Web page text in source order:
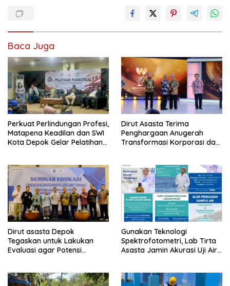
Baca Juga
Perkuat Perlindungan Profesi,
Matapena Keadilan dan SWI
Kota Depok Gelar Pelatihan
Dirut Asasta Terima
Penghargaan Anugerah
Transformasi Korporasi dan
Dirut asasta Depok
Tegaskan untuk Lakukan
Evaluasi agar Potensi
Gunakan Teknologi
Spektrofotometri, Lab Tirta
Asasta Jamin Akurasi Uji Air